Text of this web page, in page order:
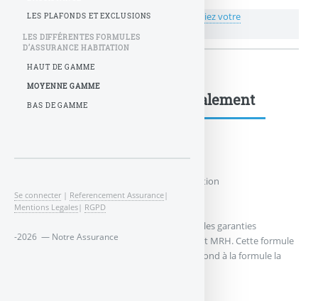
💬 Réagir à cet article Moyenne gamme
Publiez votre
commentaire ou posez votre question...
Moyenne gamme : à lire également
Les différentes formules d’assurance habitation
Bas de gamme
Une formule « bas de gamme », avec toutes les garanties
communes qu’il peut y avoir dans un contrat MRH. Cette formule
reste le plus souvent sans option et correspond à la formule la
LES PLAFONDS ET EXCLUSIONS
LES DIFFÉRENTES FORMULES
D’ASSURANCE HABITATION
HAUT DE GAMME
MOYENNE GAMME
BAS DE GAMME
Se connecter | Referencement Assurance|
Mentions Legales| RGPD
-2026 — Notre Assurance